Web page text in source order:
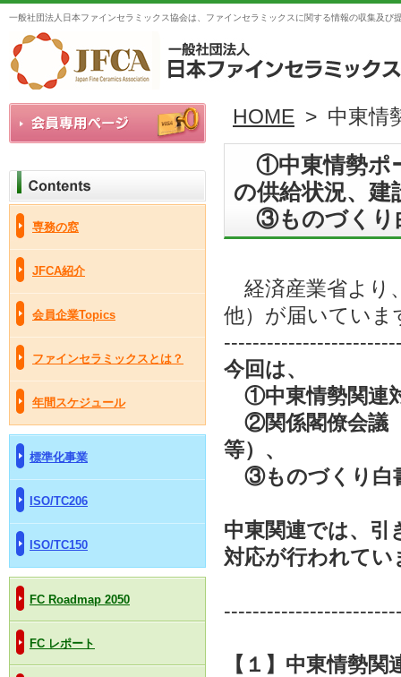
一般社団法人日本ファインセラミックス協会は、ファインセラミックスに関する情報の収集及
専務の窓
JFCA紹介
会員企業Topics
ファインセラミックスとは？
年間スケジュール
標準化事業
ISO/TC206
ISO/TC150
FC Roadmap 2050
FC レポート
HOME > 中東情
①中東情勢ポ
の供給状況、建
③ものづくり
経済産業省より
他）が届いてい
今回は、
①中東情勢関連
②関係閣僚会議
等）、
③ものづくり白
中東関連では、引
対応が行われてい
【１】中東情勢